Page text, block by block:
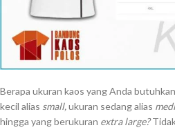
Berapa ukuran kaos yang Anda
kecil alias small,ukuran sedang alias
hingga yang berukuran extra large?